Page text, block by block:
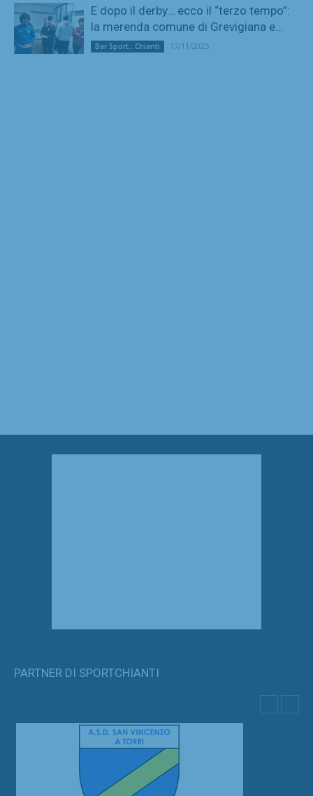
E dopo il derby… ecco il “terzo tempo”:
la merenda comune di Grevigiana e...
Bar Sport...Chianti 17/11/2025
PARTNER DI SPORTCHIANTI